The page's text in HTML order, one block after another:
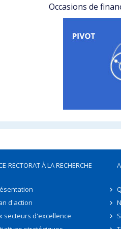
Occasions de
RECTORAT À LA RECHERCHE
d'action
secteurs d'excellence